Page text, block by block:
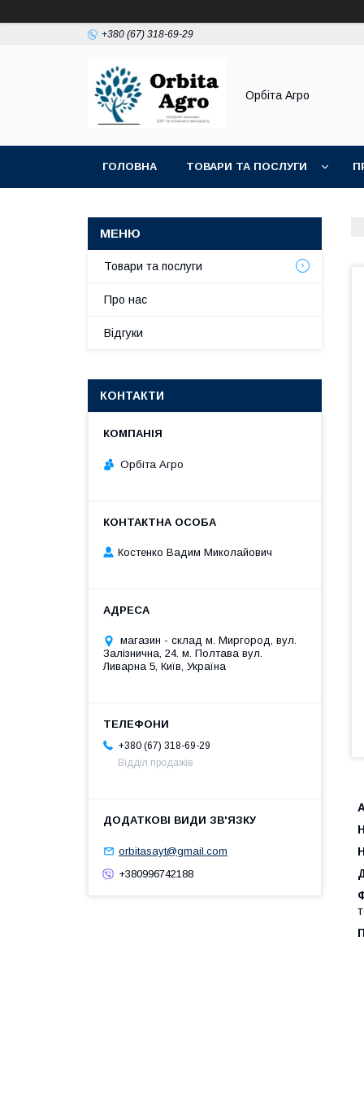
+380 (67) 318-69-29
Орбіта Агро
ГОЛОВНА ТОВАРИ ТА ПОСЛУГИ
Товари та послуги
Про нас
Відгуки
КОНТАКТИ
Орбіта Агро
Костенко Вадим Миколайович
магазин - склад м. Миргород, вул.
Залізнична, 24. м. Полтава вул.
Ливарна 5, Київ, Україна
+380 (67) 318-69-29
Відділ продажів
orbitasayt@gmail.com
+380996742188